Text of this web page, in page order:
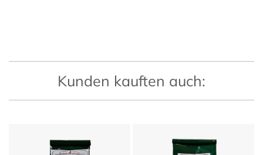
Kunden kauften auch: